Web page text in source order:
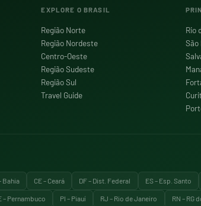
EXPLORE O BRASIL
Região Norte
Região Nordeste
Centro-Oeste
Região Sudeste
Região Sul
Travel Guide
Rio
São
Bahia CE – Ceará DF – Dist. Federal ES – Esp. Santo
– Pernambuco PI – Piauí RJ – Rio de Janeiro RN – RG